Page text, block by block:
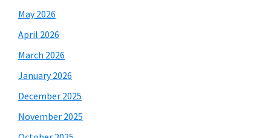
May 2026
April 2026
March 2026
January 2026
December 2025
November 2025